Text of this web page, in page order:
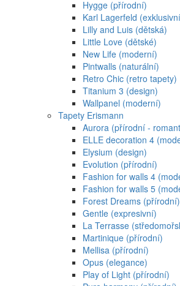
Hygge (přírodní)
Karl Lagerfeld
Lilly and Luis (dětská)
Little Love (dětské)
New Life (moderní)
Pintwalls (naturální)
Retro Chic (retro tapety)
Titanium 3 (design)
Wallpanel (moderní)
Tapety Erismann
Aurora (přírodní -
ELLE decoration 4
Elysium (design)
Evolution (přírodní)
Fashion for walls 4
Fashion for walls 5
Forest Dreams (přírodní)
Gentle (expresivní)
La Terrasse
Martinique (přírodní)
Mellisa (přírodní)
Opus (elegance)
Play of Light (přírodní)